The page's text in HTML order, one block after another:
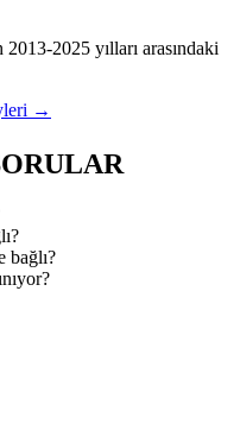
2013-2025 yılları arasındaki
→
bağlı?